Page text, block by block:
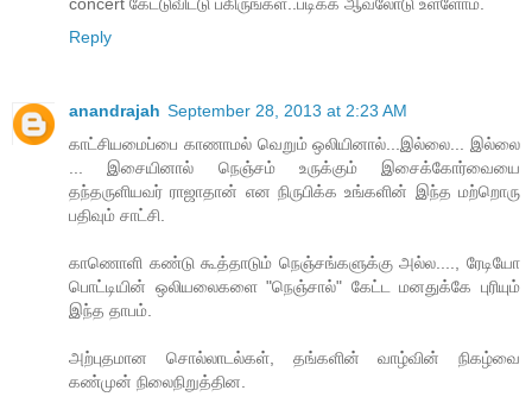
Reply
anandrajah September 28, 2013 at 2:23 AM
காட்சியமைப்பை காணாமல் வெறும் ஒலியினால்...இல்லை... இல்லை
... இசையினால் நெஞ்சம் உருக்கும் இசைக்கோர்வையை
தந்தருளியவர் ராஜாதான் என நிருபிக்க உங்களின் இந்த மற்றொரு
பதிவும் சாட்சி.
காணொளி கண்டு கூத்தாடும் நெஞ்சங்களுக்கு அல்ல...., ரேடியோ
பொட்டியின் ஒலியலைகளை "நெஞ்சால்" கேட்ட மனதுக்கே புரியும்
இந்த தாபம்.
அற்புதமான சொல்லாடல்கள், தங்களின் வாழ்வின் நிகழ்வை
கண்முன் நிலைநிறுத்தின.